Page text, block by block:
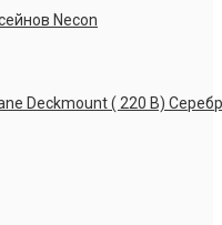
Necon
Deckmount ( 220 В)